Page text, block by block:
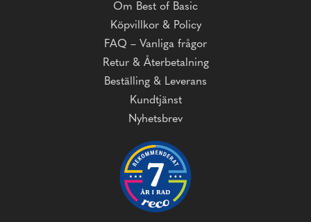
Om Best of Basic
Köpvillkor & Policy
FAQ – Vanliga frågor
Retur & Återbetalning
Beställing & Leverans
Kundtjänst
Nyhetsbrev